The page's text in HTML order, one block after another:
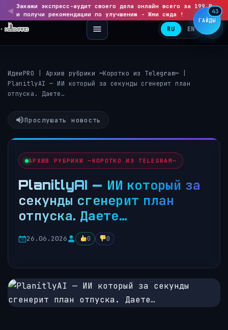
◀
Закажи экспресс-аудит своего дела онлайн всего за 199 ₽
и получи рекомендации по улучшению - Жми сюда !
▶
RU EN
ИдеиPRO Архив рубрики ~Коротко из Telegram~
PlanitlyAI — ИИ который за секунды сгенерит план
отпуска. Даете…
Прослушать новость
АРХИВ РУБРИКИ ~КОРОТКО ИЗ TELEGRAM~
PlanitlyAI — ИИ который за
секунды сгенерит план
отпуска. Даете…
26.06.2026 0 0
ГАЙДЫ
43